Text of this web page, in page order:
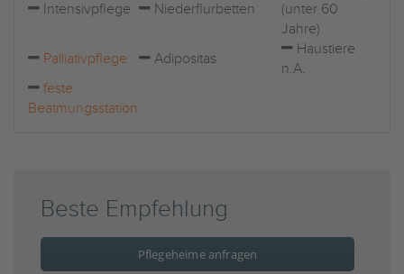
Intensivpflege Niederflurbetten
(unter 60
Jahre)
Palliativpflege
Adipositas
Haustiere
n.A.
feste
Beatmungsstation
Beste Empfehlung
Pflegeheime anfragen